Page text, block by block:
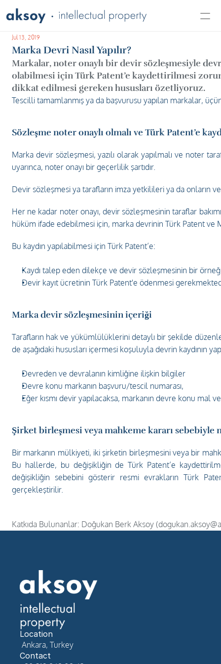
Our Services
Insight
Career
Contact Us
Jul 13, 2019
Marka Devri Nasıl Yapılır?
Markalar, noter onaylı bir devir sözleşmesiyle
olabilmesi için Türk Patent’e kaydettirilmesi
dikkat edilmesi gereken hususları özetliyoruz.
Tescilli tamamlanmış ya da başvurusu yapılan markalar,
Sözleşme noter onaylı olmalı ve Türk Patent’e
Marka devir sözleşmesi, yazılı olarak yapılmalı ve noter
uyarınca, noter onayı bir geçerlilik şartıdır.
Devir sözleşmesi ya tarafların imza yetkilileri ya da onların
Her ne kadar noter onayı, devir sözleşmesinin taraflar
hüküm ifade edebilmesi için, marka devrinin Türk Patent ve
Bu kaydın yapılabilmesi için Türk Patent’e:
Kaydı talep eden dilekçe ve devir sözleşmesinin bir
Devir kayıt ücretinin Türk Patent'e ödenmesi
Marka devir sözleşmesinin içeriği
Tarafların hak ve yükümlülüklerini detaylı bir şekilde
de aşağıdaki hususları içermesi koşuluyla devrin kaydının
Devreden ve devralanın kimliğine ilişkin bilgiler
Devre konu markanın başvuru/tescil numarası,
Eğer kısmı devir yapılacaksa, markanın devre konu mal
Şirket birleşmesi veya mahkeme kararı
Bir markanın mülkiyeti, iki şirketin birleşmesini veya bir
Bu hallerde, bu değişikliğin de Türk Patent’e
değişikliğin sebebini gösterir resmi evrakların Türk
gerçekleştirilir.
Katkıda Bulunanlar: Doğukan Berk Aksoy
Location
Ankara, Turkey
Contact